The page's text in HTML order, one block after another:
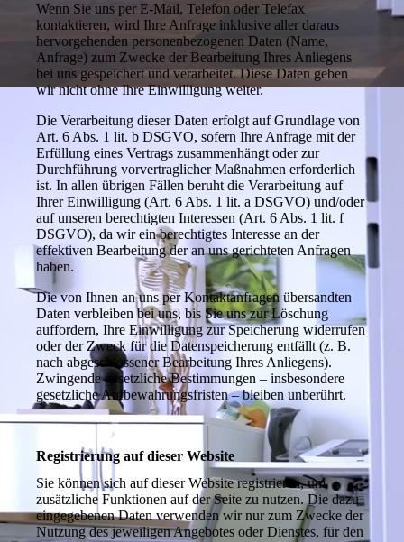
Wenn Sie uns per E-Mail, Telefon oder Telefax
kontaktieren, wird Ihre Anfrage inklusive aller daraus
hervorgehenden personenbezogenen Daten (Name,
Anfrage) zum Zwecke der Bearbeitung Ihres Anliegens
bei uns gespeichert und verarbeitet. Diese Daten geben
wir nicht ohne Ihre Einwilligung weiter.
Die Verarbeitung dieser Daten erfolgt auf Grundlage von
Art. 6 Abs. 1 lit. b DSGVO, sofern Ihre Anfrage mit der
Erfüllung eines Vertrags zusammenhängt oder zur
Durchführung vorvertraglicher Maßnahmen erforderlich
ist. In allen übrigen Fällen beruht die Verarbeitung auf
Ihrer Einwilligung (Art. 6 Abs. 1 lit. a DSGVO) und/oder
auf unseren berechtigten Interessen (Art. 6 Abs. 1 lit. f
DSGVO), da wir ein berechtigtes Interesse an der
effektiven Bearbeitung der an uns gerichteten Anfragen
haben.
Die von Ihnen an uns per Kontaktanfragen übersandten
Daten verbleiben bei uns, bis Sie uns zur Löschung
auffordern, Ihre Einwilligung zur Speicherung widerrufen
oder der Zweck für die Datenspeicherung entfällt (z. B.
nach abgeschlossener Bearbeitung Ihres Anliegens).
Zwingende gesetzliche Bestimmungen – insbesondere
gesetzliche Aufbewahrungsfristen – bleiben unberührt.
Registrierung auf dieser Website
Sie können sich auf dieser Website registrieren, um
zusätzliche Funktionen auf der Seite zu nutzen. Die dazu
eingegebenen Daten verwenden wir nur zum Zwecke der
Nutzung des jeweiligen Angebotes oder Dienstes, für den